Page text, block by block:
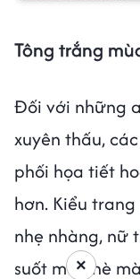
Tông trắng
Đối với những
xuyên thấu,
phối họa tiết
hơn. Kiểu
nhẹ nhàng, nữ
suốt mùa hè
×